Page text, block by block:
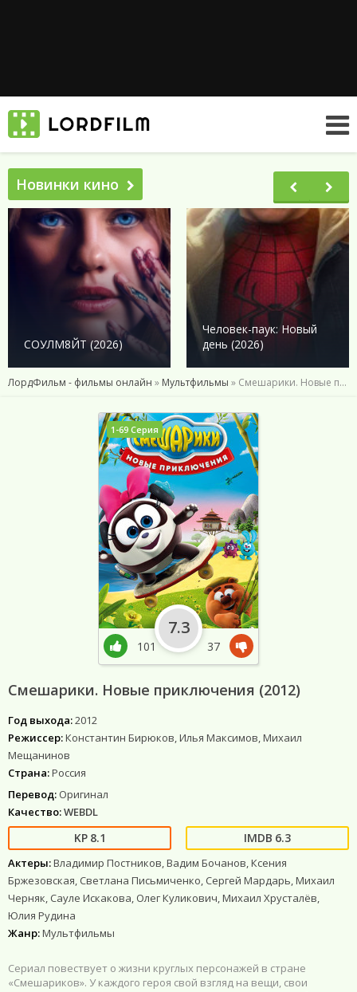
Новинки кино
СОУЛМ8ЙТ (2026)
Человек-паук: Новый
день (2026)
ЛордФильм - фильмы онлайн » Мультфильмы » Смешарики. Новые приключения (2012)
Смешарики. Новые приключения (2012)
Год выхода:2012
Режиссер:Константин Бирюков, Илья Максимов, Михаил
Мещанинов
Страна:Россия
Перевод: Оригинал
Качество:WEBDL
8.1 6.3
Актеры:Владимир Постников, Вадим Бочанов, Ксения
Бржезовская, Светлана Письмиченко, Сергей Мардарь, Михаил
Черняк, Сауле Искакова, Олег Куликович, Михаил Хрусталёв,
Юлия Рудина
Жанр:Мультфильмы
Сериал повествует о жизни круглых персонажей в стране
«Смешариков». У каждого героя свой взгляд на вещи, свои
1-69 Серия
101
7.3
37